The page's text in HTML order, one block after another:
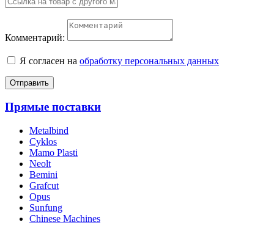
Комментарий:
Я согласен на обработку персональных данных
Отправить
Прямые поставки
Metalbind
Cyklos
Mamo Plasti
Neolt
Bemini
Grafcut
Opus
Sunfung
Chinese Machines